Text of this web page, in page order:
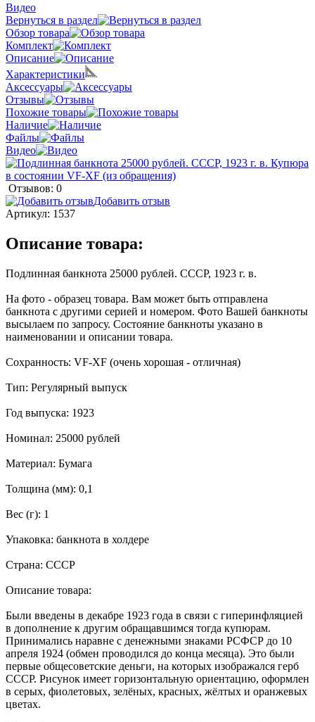
Видео
Вернуться в раздел
Обзор товара
Комплект
Описание
Характеристики
Аксессуары
Отзывы
Похожие товары
Наличие
Файлы
Видео
Отзывов: 0
Добавить отзыв
Артикул: 1537
Описание товара:
Подлинная банкнота 25000 рублей. СССР, 1923 г. в.
На фото - образец товара. Вам может быть отправлена
банкнота с другими серией и номером. Фото Вашей банкноты
высылаем по запросу. Состояние банкноты указано в
наименовании и описании товара.
Сохранность: VF-XF (очень хорошая - отличная)
Тип: Регулярный выпуск
Год выпуска: 1923
Номинал: 25000 рублей
Материал: Бумага
Толщина (мм): 0,1
Вес (г): 1
Упаковка: банкнота в холдере
Страна: СССР
Описание товара:
Были введены в декабре 1923 года в связи с гиперинфляцией
в дополнение к другим обращавшимся тогда купюрам.
Принимались наравне с денежными знаками РСФСР до 10
апреля 1924 (обмен проводился до конца месяца). Это были
первые общесоветские деньги, на которых изображался герб
СССР. Рисунок имеет горизонтальную ориентацию, оформлен
в серых, фиолетовых, зелёных, красных, жёлтых и оранжевых
цветах.